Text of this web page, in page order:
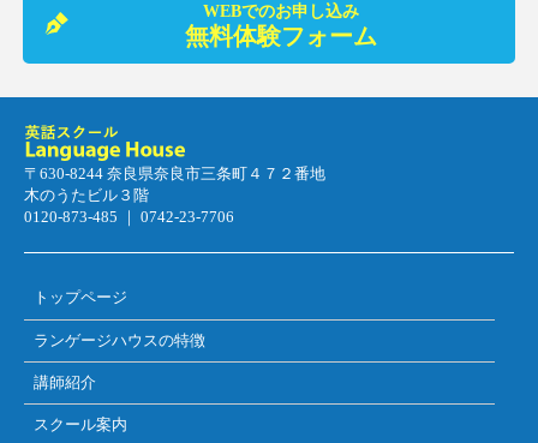
WEBでのお申し込み
無料体験フォーム
〒630-8244 奈良県奈良市三条町４７２番地
木のうたビル３階
0120-873-485 ｜ 0742-23-7706
トップページ
ランゲージハウスの特徴
講師紹介
スクール案内